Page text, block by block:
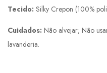
Tecido: Silky Crepon (100%
Cuidados: Não alvejar; Não
lavanderia.